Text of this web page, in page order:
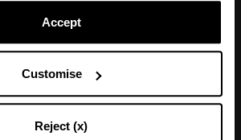
Accept
Customise
Reject (x)
cool des années 1960 additionné
qui caractérise ces bottes."